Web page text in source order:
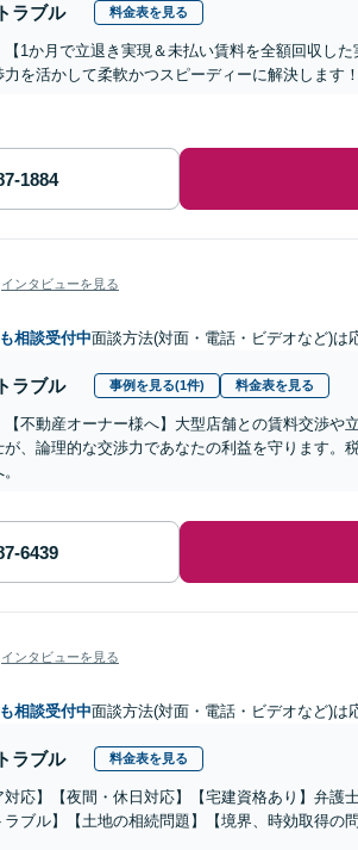
ラブル 料金表を見る
【1か月で立退き実現＆未払い賃料を全額回収し
を活かして柔軟かつスピーディーに解決します
インタビューを見る
相談受付中面談方法(対面・電話・ビデオなど)は
ラブル 事例を見る(1件) 料金表を見る
【不動産オーナー様へ】大型店舗との賃料交渉
、論理的な交渉力であなたの利益を守ります。
インタビューを見る
相談受付中面談方法(対面・電話・ビデオなど)は
ラブル 料金表を見る
対応】【夜間・休日対応】【宅建資格あり】弁
ブル】【土地の相続問題】【境界、時効取得の